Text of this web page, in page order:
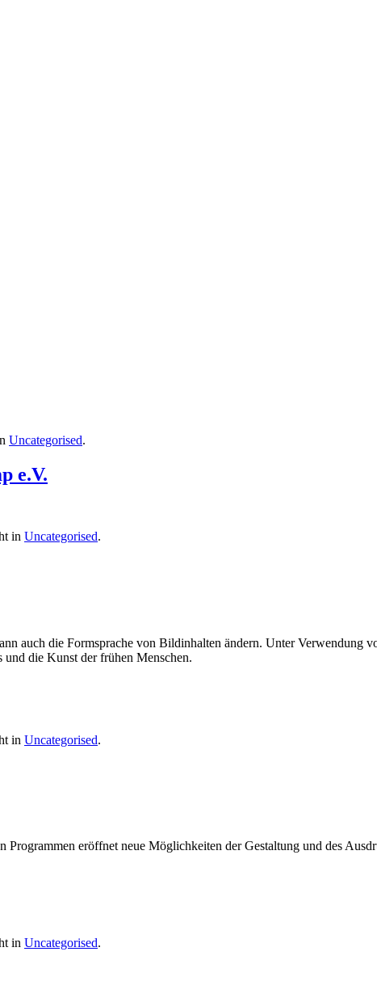
Uncategorised.
e.V.
in Uncategorised.
auch die Formsprache von Bildinhalten ändern. Unter Verwendung
die Kunst der frühen Menschen.
in Uncategorised.
eröffnet neue Möglichkeiten der Gestaltung und des
in Uncategorised.